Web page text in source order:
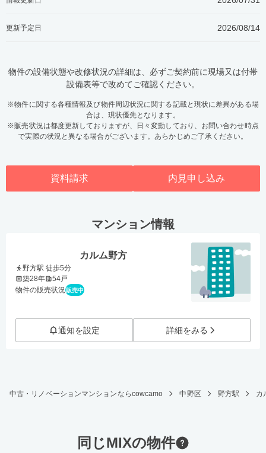
更新予定日 2026/08/14
物件の設備状態や改修状況の詳細は、必ずご契約前に現場又は付帯
設備表等で改めてご確認ください。
※物件に関する各種情報及び物件周辺状況に関する記載と現状に差異がある場
合は、現状優先となります。
※販売状況は都度更新しておりますが、日々変動しており、お問い合わせ時点
で実際の状況と異なる場合がございます。あらかじめご了承ください。
資料請求 内見申し込み
マンション情報
カルム野方
野方駅 徒歩5分
築28年
54戸
物件の販売状況販売中
通知を設定 詳細をみる
中古・リノベーションマンションならcowcamo 中野区 野方駅 カ
同じMIXの物件